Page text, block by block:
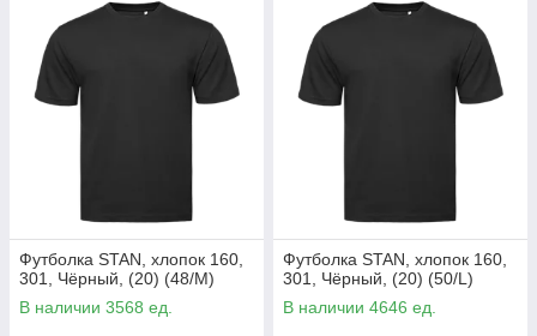
Футболка STAN, хлопок 160,
301, Чёрный, (20) (48/M)
В наличии 3568 ед.
Футболка STAN, хлопок 160,
301, Чёрный, (20) (50/L)
В наличии 4646 ед.